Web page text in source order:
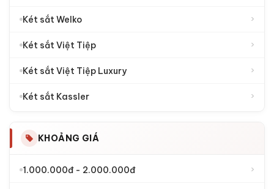
Két sắt Welko ›
Két sắt Việt Tiệp ›
Két sắt Việt Tiệp Luxury ›
Két sắt Kassler ›
KHOẢNG GIÁ
1.000.000đ - 2.000.000đ ›